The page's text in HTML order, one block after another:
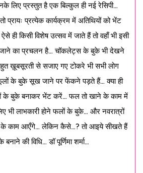
लिए प्रस्तुत है एक बिल्कुल ही नई रेसिपी…
प्रायः प्रत्येक कार्यक्रम में अतिथियों को भेंट
ही किसी विशेष उत्सव में जाते हैं तो वहाँ भी इसी
का प्रचलन है… चॉकलेट्स के बुके भी देखने
ख़ूबसूरती से सजाए गए टोकरे भी सभी लोग
के बुके सूख जाने पर फेंकने पड़ते हैं… क्या ही
के बुके बनाकर भेंट करें… फल तो खाने के काम में
भी लाभकारी होने फलों के बुके… और नवरात्रों
के काम आएँगे… लेकिन कैसे…? तो आइये सीखते हैं
की विधि… डॉ पूर्णिमा शर्मा…